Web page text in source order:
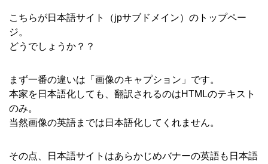
こちらが日本語サイト（jpサブドメイン）のトップペー
ジ。
どうでしょうか？？
まず一番の違いは「画像のキャプション」です。
本家を日本語化しても、翻訳されるのはHTMLのテキスト
のみ。
当然画像の英語までは日本語化してくれません。
その点、日本語サイトはあらかじめバナーの英語も日本語